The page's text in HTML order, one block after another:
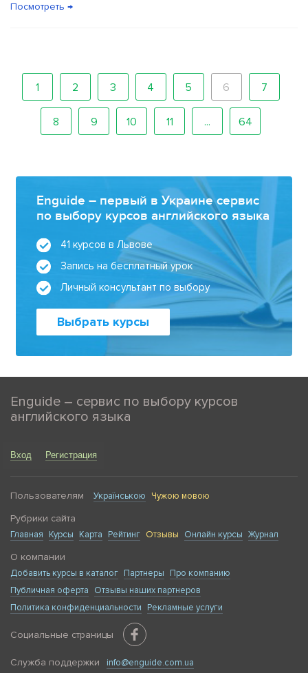
Посмотреть →
1 2 3 4 5 6 7
8 9 10 11 ... 64
Enguide – первый в Украине сервис
по выбору курсов английского языка
41 курсов в Львове
Запись на бесплатный урок
Личный консультант по выбору
Выбрать курсы
Enguide – сервис по выбору курсов
английского языка
Вход Регистрация
Пользователям Українською Чужою мовою
Рубрики сайта
Главная Курсы Карта Рейтинг Отзывы Онлайн курсы Журнал
О компании
Добавить курсы в каталог Партнеры
Про компанию
Публичная оферта
Отзывы наших партнеров
Политика конфиденциальности
Рекламные услуги
Социальные страницы
Служба поддержки info@enguide.com.ua